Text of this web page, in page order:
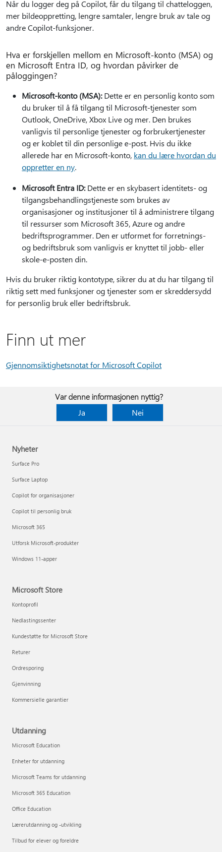
Når du logger deg på Copilot, får du tilgang til chatteloggen,
mer bildeoppretting, lengre samtaler, lengre bruk av tale og
andre Copilot-funksjoner.
Hva er forskjellen mellom en Microsoft-konto (MSA) og
en Microsoft Entra ID, og hvordan påvirker de
påloggingen?
Microsoft-konto (MSA):Dette er en personlig konto som
du bruker til å få tilgang til Microsoft-tjenester som
Outlook, OneDrive, Xbox Live og mer. Den brukes
vanligvis til personlige tjenester og forbrukertjenester
og er koblet til din personlige e-post. Hvis du ikke
allerede har en Microsoft-konto, kan du lære hvordan du
oppretter en ny.
Microsoft Entra ID:Dette er en skybasert identitets- og
tilgangsbehandlingstjeneste som brukes av
organisasjoner og institusjoner til å administrere tilgang
til ressurser som Microsoft 365, Azure og andre
bedriftsprogrammer. Den er utformet for forretnings-
og bedriftsbruk som vanligvis er knyttet til jobb- eller
skole-e-posten din.
Hvis du bruker riktig kontotype, sikrer du at du har tilgang til
riktig sett med funksjoner og tjenester som er skreddersydd
for personlig bruk eller bedriftsbruk.
Finn ut mer
Gjennomsiktighetsnotat for Microsoft Copilot
Var denne informasjonen nyttig?
Ja
Nei
Nyheter
Surface Pro
Surface Laptop
Copilot for organisasjoner
Copilot til personlig bruk
Microsoft 365
Utforsk Microsoft-produkter
Windows 11-apper
Microsoft Store
Kontoprofil
Nedlastingssenter
Kundestøtte for Microsoft Store
Returer
Ordresporing
Gjenvinning
Kommersielle garantier
Utdanning
Microsoft Education
Enheter for utdanning
Microsoft Teams for utdanning
Microsoft 365 Education
Office Education
Lærerutdanning og -utvikling
Tilbud for elever og foreldre